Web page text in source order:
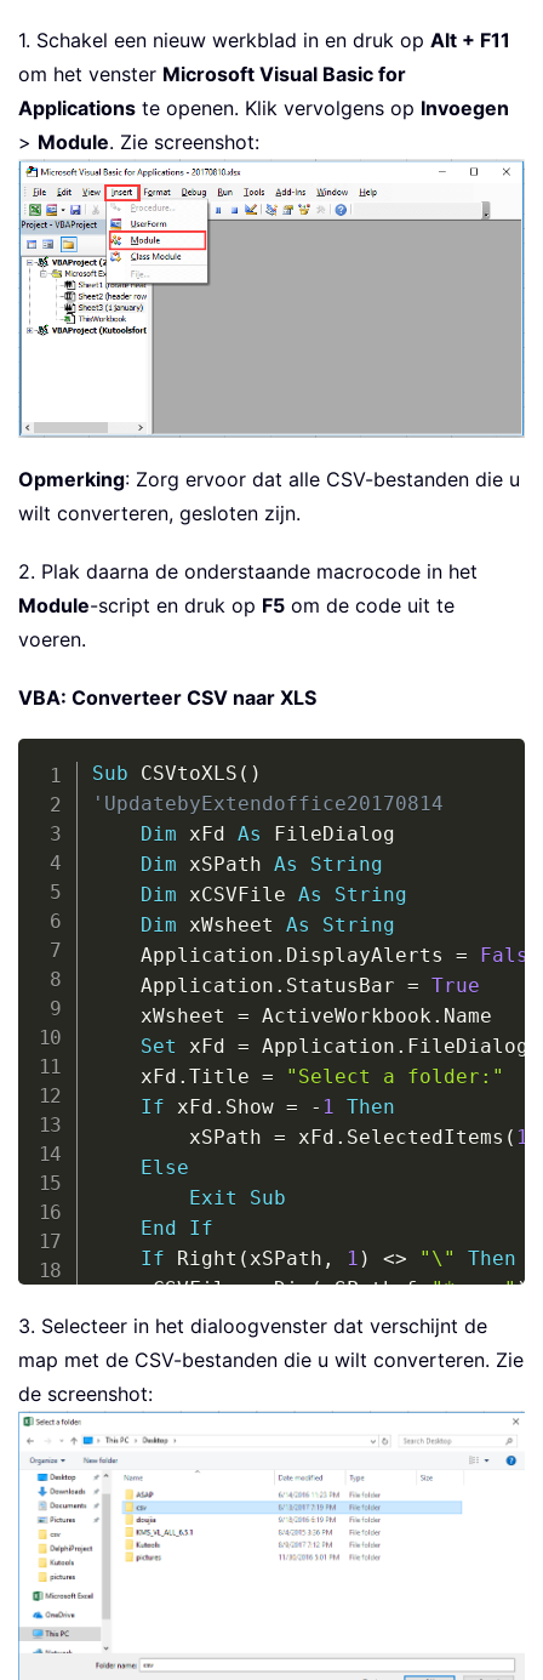
1. Schakel een nieuw werkblad in en druk op Alt + F11
om het venster Microsoft Visual Basic for
Applications te openen. Klik vervolgens op Invoegen
> Module. Zie screenshot:
Opmerking: Zorg ervoor dat alle CSV-bestanden die u
wilt converteren, gesloten zijn.
2. Plak daarna de onderstaande macrocode in het
Module-script en druk op F5 om de code uit te
voeren.
VBA: Converteer CSV naar XLS
Sub CSVtoXLS ( )
'UpdatebyExtendoffice20170814
Dim xFd As FileDialog
Dim xSPath As
String
Dim xCSVFile As
String
Dim xWsheet As
String
    Application
. DisplayAlerts =
False
    Application
. StatusBar = True
    xWsheet
= ActiveWorkbook . Name
Set xFd = Application . FileDialog
    xFd
. Title =
"Select a folder:"
If xFd . Show = - 1 Then
        xSPath
= xFd . SelectedItems ( 1
Else
Exit
Sub
End
If
If Right ( xSPath , 1 ) <> "\" Then
    xCSVFile
= Dir(xSPath & "*.csv")
Do While xCSVFile <> ""
        Application
StatusBar
        ActiveWorkbook
.SaveAs Replace
        ActiveWorkbook
Close
        Windows
(xWsheet
Activate
        xCSVFile
= Dir
Loop
    Application
.StatusBar
    Application
End
3. Selecteer in het dialoogvenster dat verschijnt de
map met de CSV-bestanden die u wilt converteren. Zie
de screenshot: